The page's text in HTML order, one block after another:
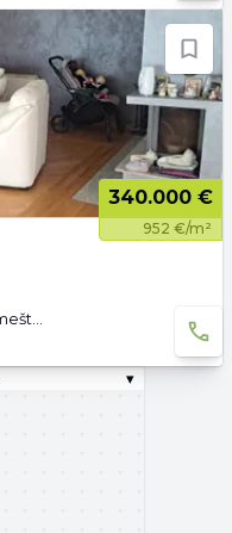
340.000 €
952 €/m²
Agencija • Dvoetažna • Uknjižen • Namešteno • Podrum
▾